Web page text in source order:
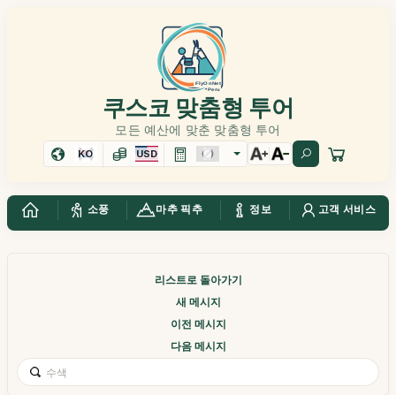
쿠스코 맞춤형 투어
모든 예산에 맞춘 맞춤형 투어
KO USD
소풍 마추 픽추 정보 고객 서비스
리스트로 돌아가기
새 메시지
이전 메시지
다음 메시지